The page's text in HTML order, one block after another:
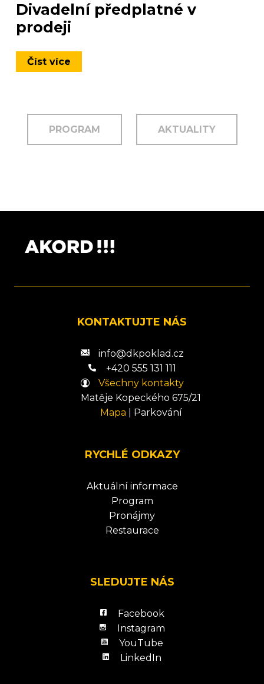
Divadelní předplatné v
prodeji
Číst více
PROGRAM AKTUALITY
KONTAKTUJTE NÁS
info@dkpoklad.cz
+420 555 131 111
Všechny kontakty
Matěje Kopeckého 675/21
Mapa
Parkování
RYCHLÉ ODKAZY
Aktuální informace
Program
Pronájmy
Restaurace
SLEDUJTE NÁS
Facebook
Instagram
YouTube
LinkedIn